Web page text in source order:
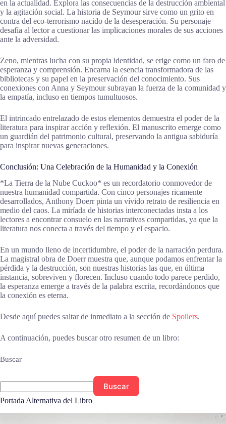
en la actualidad. Explora las consecuencias de la destrucción ambiental
y la agitación social. La historia de Seymour sirve como un grito en
contra del eco-terrorismo nacido de la desesperación. Su personaje
desafía al lector a cuestionar las implicaciones morales de sus acciones
ante la adversidad.
Zeno, mientras lucha con su propia identidad, se erige como un faro de
esperanza y comprensión. Encarna la esencia transformadora de las
bibliotecas y su papel en la preservación del conocimiento. Sus
conexiones con Anna y Seymour subrayan la fuerza de la comunidad y
la empatía, incluso en tiempos tumultuosos.
El intrincado entrelazado de estos elementos demuestra el poder de la
literatura para inspirar acción y reflexión. El manuscrito emerge como
un guardián del patrimonio cultural, preservando la antigua sabiduría
para inspirar nuevas generaciones.
Conclusión: Una Celebración de la Humanidad y la Conexión
*La Tierra de la Nube Cuckoo* es un recordatorio conmovedor de
nuestra humanidad compartida. Con cinco personajes ricamente
desarrollados, Anthony Doerr pinta un vívido retrato de resiliencia en
medio del caos. La miríada de historias interconectadas insta a los
lectores a encontrar consuelo en las narrativas compartidas, ya que la
literatura nos conecta a través del tiempo y el espacio.
En un mundo lleno de incertidumbre, el poder de la narración perdura.
La magistral obra de Doerr muestra que, aunque podamos enfrentar la
pérdida y la destrucción, son nuestras historias las que, en última
instancia, sobreviven y florecen. Incluso cuando todo parece perdido,
la esperanza emerge a través de la palabra escrita, recordándonos que
la conexión es eterna.
Desde aquí puedes saltar de inmediato a la sección de Spoilers.
A continuación, puedes buscar otro resumen de un libro:
Buscar
Buscar
Portada Alternativa del Libro